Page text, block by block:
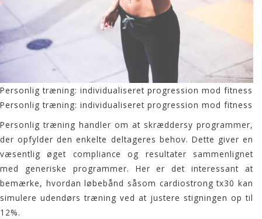
Personlig træning: individualiseret progression mod fitness
Personlig træning: individualiseret progression mod fitness
Personlig træning handler om at skræddersy programmer,
der opfylder den enkelte deltageres behov. Dette giver en
væsentlig øget compliance og resultater sammenlignet
med generiske programmer. Her er det interessant at
bemærke, hvordan løbebånd såsom cardiostrong tx30 kan
simulere udendørs træning ved at justere stigningen op til
12%.